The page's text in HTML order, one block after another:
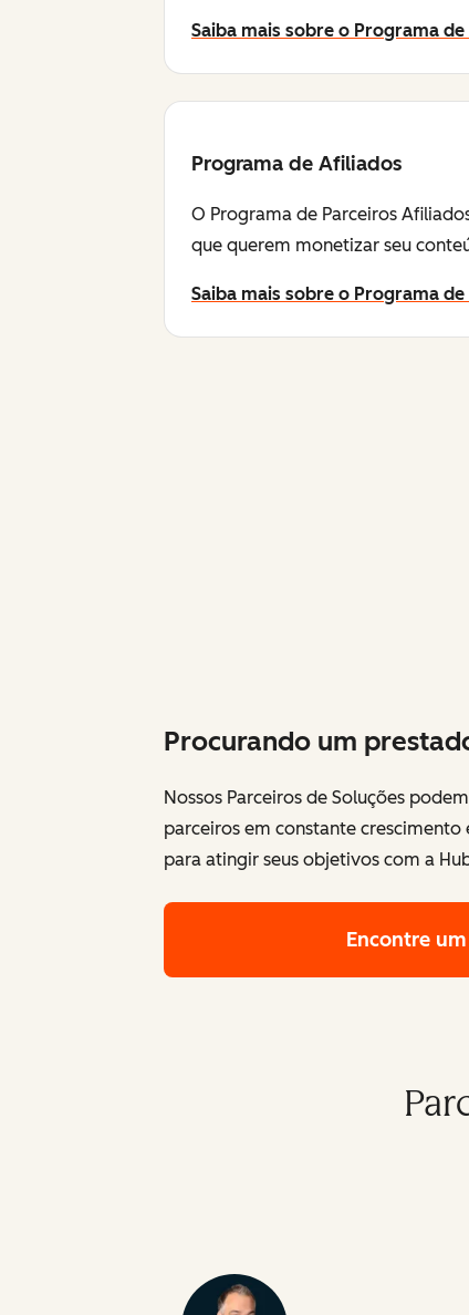
Saiba mais sobre o Programa
Programa de Afiliados
O Programa de Parceiros
que querem monetizar seu
Saiba mais sobre o Programa
Procurando um
Nossos Parceiros de Soluções
parceiros em constante
para atingir seus objetivos com a
Encontre